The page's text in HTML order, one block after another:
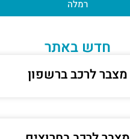
רמלה
חדש באתר
מצבר לרכב ברשפון